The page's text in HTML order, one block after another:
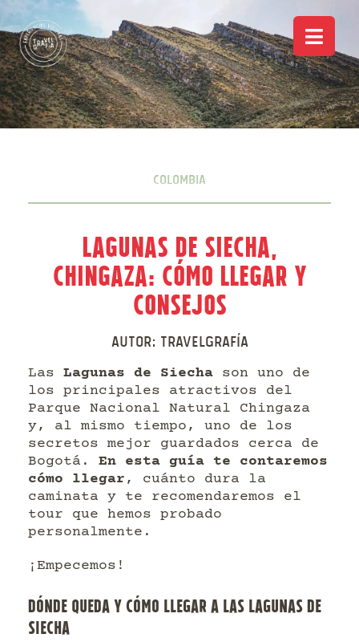
Colombia
Lagunas de Siecha,
Chingaza: Cómo llegar y
consejos
Autor: Travelgrafía
Las Lagunas de Siecha son uno de
los principales atractivos del
Parque Nacional Natural Chingaza
y, al mismo tiempo, uno de los
secretos mejor guardados cerca de
Bogotá. En esta guía te contaremos
cómo llegar , cuánto dura la
caminata y te recomendaremos el
tour que hemos probado
personalmente.
¡Empecemos!
DÓNDE QUEDA Y CÓMO LLEGAR A LAS LAGUNAS DE
SIECHA